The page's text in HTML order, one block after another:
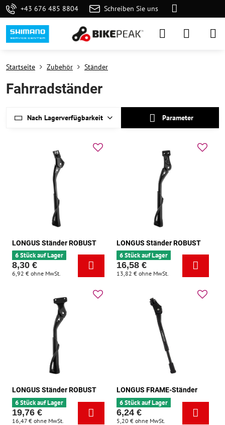
+43 676 485 8804 Schreiben Sie uns
Startseite Zubehör Ständer
Fahrradständer
Nach Lagerverfügbarkeit Parameter
LONGUS Ständer ROBUST
6 Stück auf Lager
8,30 €
6,92 € ohne MwSt.
LONGUS Ständer ROBUST
6 Stück auf Lager
16,58 €
13,82 € ohne MwSt.
LONGUS Ständer ROBUST
6 Stück auf Lager
19,76 €
16,47 € ohne MwSt.
LONGUS FRAME-Ständer
6 Stück auf Lager
6,24 €
5,20 € ohne MwSt.